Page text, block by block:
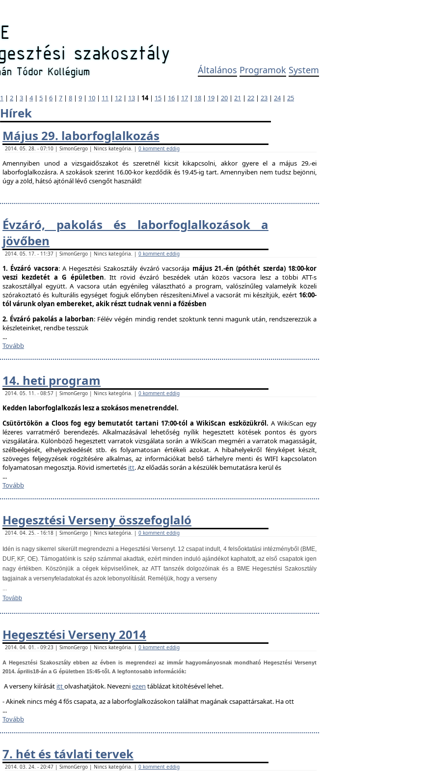
Általános Programok System
1 | 2 | 3 | 4| 5 | 6 | 7 | 8 | 9 | 10 | 11 | 12 | 13 | 14| 15 | 16 | 17 | 18 | 19 | 20 | 21 | 22 | 23 | 24| 25
Hírek
Május 29. laborfoglalkozás
2014. 05. 28. - 07:10 | SimonGergo | Nincs kategória. | 0 komment eddig
Amennyiben unod a vizsgaidőszakot és szeretnél kicsit kikapcsolni, akkor gyere el a május 29.-ei
laborfoglalkozásra. A szokások szerint 16.00-kor kezdődik és 19.45-ig tart. Amennyiben nem tudsz bejönni,
úgy a zöld, hátsó ajtónál lévő csengőt használd!
Évzáró, pakolás és laborfogla​lkozások a
jövőben
2014. 05. 17. - 11:37 | SimonGergo | Nincs kategória. | 0 komment eddig
1. Évzáró vacsora: A Hegesztési Szakosztály évzáró vacsorája május 21.-én (póthét szerda) 18:00-kor
veszi kezdetét a G épületben. Itt rövid évzáró beszédek után közös vacsora lesz a többi ATT-s
szakosztállyal együtt. A vacsora után egyénileg választható a program, valószínűleg valamelyik közeli
szórakoztató és kulturális egységet fogjuk előnyben részesíteni.Mivel a vacsorát mi készítjük, ezért 16:00-
tól várunk olyan embereket, akik részt tudnak venni a főzésben
2. Évzáró pakolás a laborban: Félév végén mindig rendet szoktunk tenni magunk után, rendszerezzük a
készleteinket, rendbe tesszük
...
Tovább
14. heti program
2014. 05. 11. - 08:57 | SimonGergo | Nincs kategória. | 0 komment eddig
Kedden laborfoglalkozás lesz a szokásos menetrenddel.
Csütörtökön a Cloos fog egy bemutatót tartani 17:00-tól a WikiScan eszközükről. A WikiScan egy
lézeres varratmérő berendezés. Alkalmazásával lehetőség nyílik hegesztett kötések pontos és gyors
vizsgálatára. Különböző hegesztett varratok vizsgálata során a WikiScan megméri a varratok magasságát,
szélbeégését, elhelyezkedését stb. és folyamatosan értékeli azokat. A hibahelyekről fényképet készít,
szöveges feljegyzések rögzítésére alkalmas, az információkat belső tárhelyre menti és WIFI kapcsolaton
folyamatosan megosztja. Rövid ismertetés itt. Az előadás során a készülék bemutatásra kerül és
...
Tovább
Hegesztési Verseny összefoglaló
2014. 04. 25. - 16:18 | SimonGergo | Nincs kategória. | 0 komment eddig
Idén is nagy sikerrel sikerült megrendezni a Hegesztési Versenyt. 12 csapat indult, 4 felsőoktatási intézményből (BME,
DUF, KF, OE). Támogatóink is szép számmal akadtak, ezért minden induló ajándékot kaphatott, az első csapatok igen
nagy értékben. Köszönjük a cégek képviselőinek, az ATT tanszék dolgozóinak és a BME Hegesztési Szakosztály
tagjainak a versenyfeladatokat és azok lebonyolítását. Reméljük, hogy a verseny
...
Tovább
Hegesztési Verseny 2014
2014. 04. 01. - 09:23 | SimonGergo | Nincs kategória. | 0 komment eddig
A Hegesztési Szakosztály ebben az évben is megrendezi az immár hagyományosnak mondható Hegesztési Versenyt
2014. április18-án a G épületben 15:45-től. A legfontosabb információk:
A verseny kiírását ittolvashatjátok. Nevezniezen táblázat kitöltésével lehet.
- Akinek nincs még 4 fős csapata, az a laborfoglalkozásokon találhat magának csapattársakat. Ha ott
...
Tovább
7. hét és távlati tervek
2014. 03. 24. - 20:47 | SimonGergo | Nincs kategória. | 0 komment eddig